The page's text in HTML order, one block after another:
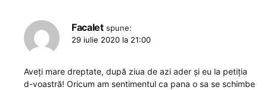
Facalet spune:
29 iulie 2020 la 21:00
Aveți mare dreptate, după ziua de azi ader și eu la petiția
d-voastră! Oricum am sentimentul ca pana o sa se schimbe